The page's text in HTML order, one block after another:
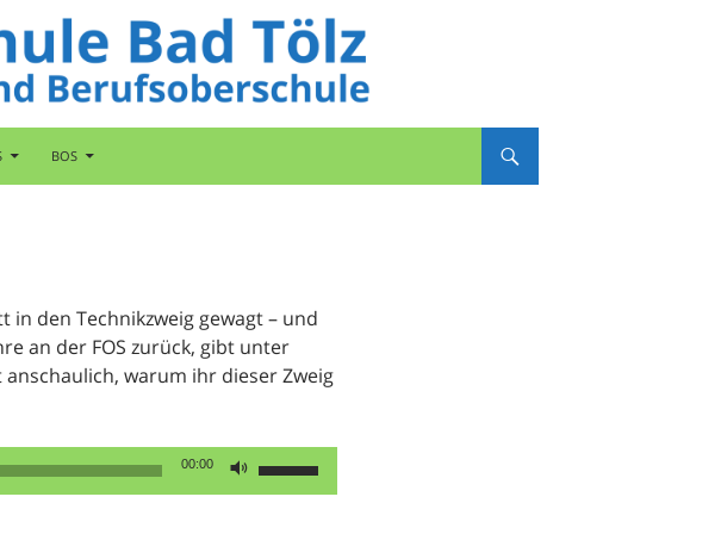
BOS
den Technikzweig gewagt – und
an der FOS zurück, gibt unter
warum ihr dieser Zweig
00:00